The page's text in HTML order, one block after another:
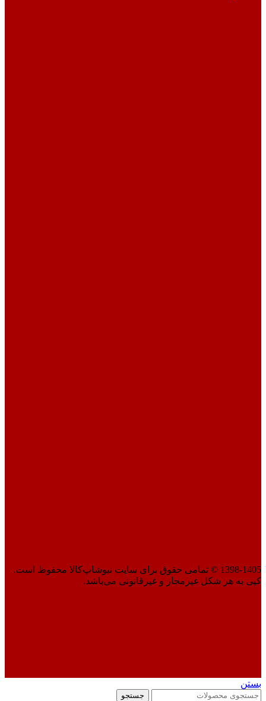
1398-1405 © تمامی حقوق برای سایت نیوشاپ‌کالا محفوظ است.
کپی به هر شکل غیرمجاز و غیرقانونی می‌باشد.
بستن
جستجو